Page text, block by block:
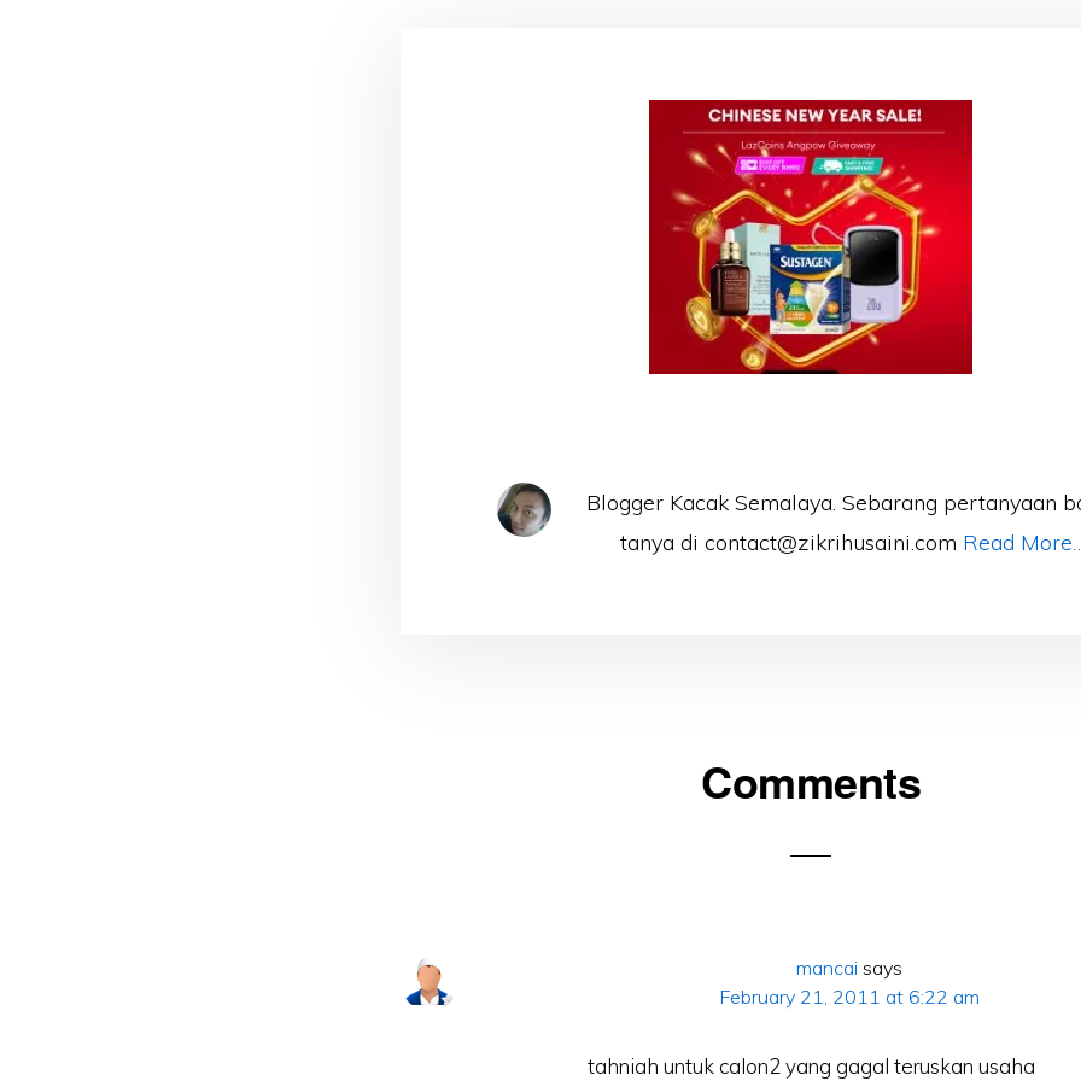
Blogger Kacak Semalaya. Sebarang pertanyaan
tanya di contact@zikrihusaini.com Read
Comments
mancai says
February 21, 2011 at 6:22 am
tahniah untuk calon2 yang gagal teruskan usaha